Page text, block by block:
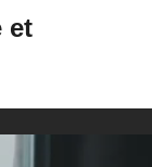
et